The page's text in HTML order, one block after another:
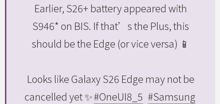
Earlier, S26+ battery appeared with
S946* on BIS. If that’s the Plus, this
should be the Edge (or vice versa) 📱
Looks like Galaxy S26 Edge may not be
cancelled yet ✨️#OneUI8_5 #Samsung